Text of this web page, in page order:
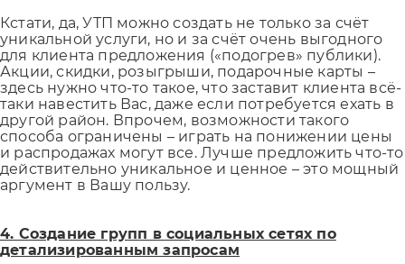
Кстати, да, УТП можно создать не только за счёт
уникальной услуги, но и за счёт очень выгодного
для клиента предложения («подогрев» публики).
Акции, скидки, розыгрыши, подарочные карты –
здесь нужно что-то такое, что заставит клиента всё-
таки навестить Вас, даже если потребуется ехать в
другой район. Впрочем, возможности такого
способа ограничены – играть на понижении цены
и распродажах могут все. Лучше предложить что-то
действительно уникальное и ценное – это мощный
аргумент в Вашу пользу.
4. Создание групп в социальных сетях по
детализированным запросам